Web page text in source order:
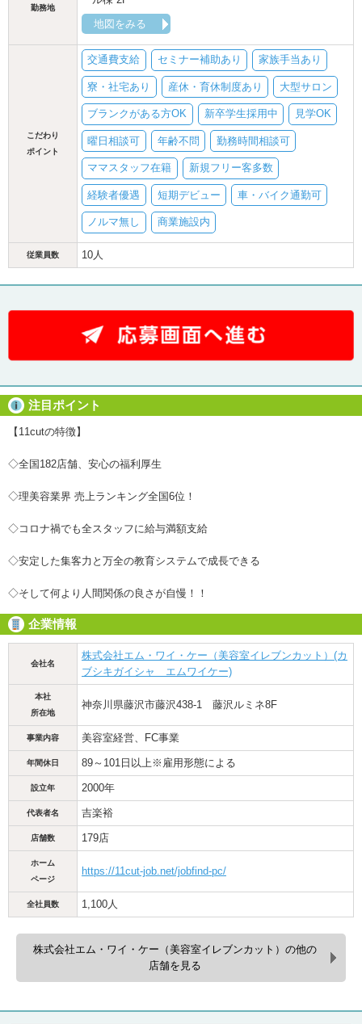
勤務地
地図をみる
こだわり
ポイント
交通費支給 セミナー補助あり 家族手当あり
寮・社宅あり 産休・育休制度あり 大型サロン
ブランクがある方OK 新卒学生採用中 見学OK
曜日相談可 年齢不問 勤務時間相談可
ママスタッフ在籍 新規フリー客多数
経験者優遇 短期デビュー 車・バイク通勤可
ノルマ無し 商業施設内
従業員数 10人
注目ポイント
【11cutの特徴】
◇全国182店舗、安心の福利厚生
◇理美容業界 売上ランキング全国6位！
◇コロナ禍でも全スタッフに給与満額支給
◇安定した集客力と万全の教育システムで成長できる
◇そして何より人間関係の良さが自慢！！
企業情報
会社名
株式会社エム・ワイ・ケー（美容室イレブンカット）(カ
ブシキガイシャ エムワイケー)
本社
所在地
神奈川県藤沢市藤沢438-1 藤沢ルミネ8F
事業内容 美容室経営、FC事業
年間休日 89～101日以上※雇用形態による
設立年 2000年
代表者名 吉楽裕
店舗数 179店
ホーム
ページ
https://11cut-job.net/jobfind-pc/
全社員数 1,100人
株式会社エム・ワイ・ケー（美容室イレブンカット）の他の
店舗を見る